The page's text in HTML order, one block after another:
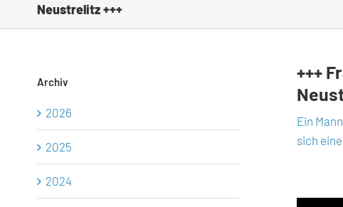
Neustrelitz +++
+++
Ein
sich
Archiv
2026
2025
2024